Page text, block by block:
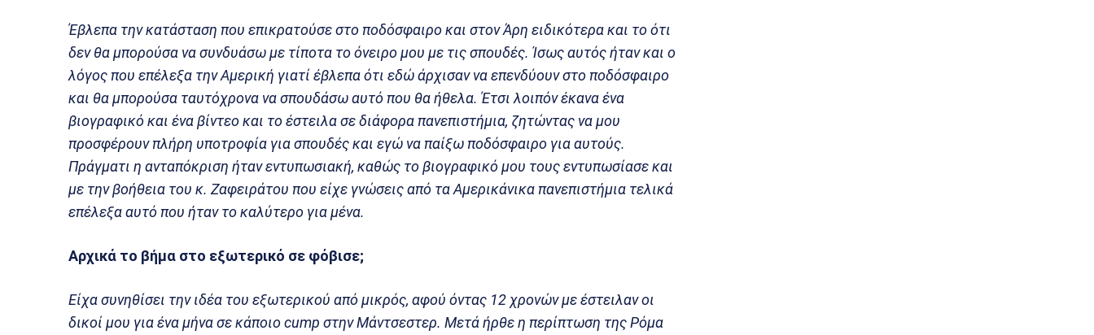
Έβλεπα την κατάσταση που επικρατούσε στο ποδόσφαιρο και στον Άρη ειδικότερα και το ότι
δεν θα μπορούσα να συνδυάσω με τίποτα το όνειρο μου με τις σπουδές. Ίσως αυτός ήταν και ο
λόγος που επέλεξα την Αμερική γιατί έβλεπα ότι εδώ άρχισαν να επενδύουν στο ποδόσφαιρο
και θα μπορούσα ταυτόχρονα να σπουδάσω αυτό που θα ήθελα. Έτσι λοιπόν έκανα ένα
βιογραφικό και ένα βίντεο και το έστειλα σε διάφορα πανεπιστήμια, ζητώντας να μου
προσφέρουν πλήρη υποτροφία για σπουδές και εγώ να παίξω ποδόσφαιρο για αυτούς.
Πράγματι η ανταπόκριση ήταν εντυπωσιακή, καθώς το βιογραφικό μου τους εντυπωσίασε και
με την βοήθεια του κ. Ζαφειράτου που είχε γνώσεις από τα Αμερικάνικα πανεπιστήμια τελικά
επέλεξα αυτό που ήταν το καλύτερο για μένα.
Αρχικά το βήμα στο εξωτερικό σε φόβισε;
Είχα συνηθίσει την ιδέα του εξωτερικού από μικρός, αφού όντας 12 χρονών με έστειλαν οι
δικοί μου για ένα μήνα σε κάποιο cump στην Mάντσεστερ. Μετά ήρθε η περίπτωση της Ρόμα